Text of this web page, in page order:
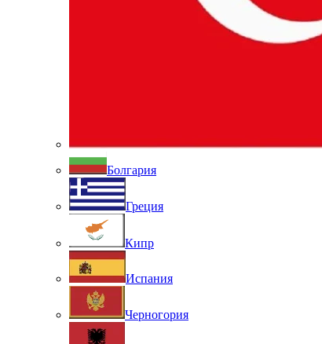
Болгария
Греция
Кипр
Испания
Черногория